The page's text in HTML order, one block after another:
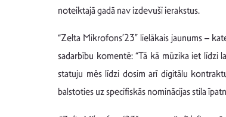
noteiktajā gadā nav izdevuši ierakstus.
“Zelta Mikrofons’23” lielākais jaunums –
sadarbību komentē: “Tā kā mūzika iet līdzi
statuju mēs līdzi dosim arī digitālu
balstoties uz specifiskās nominācijas stila